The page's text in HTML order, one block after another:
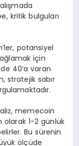
kritik bulguları
potansiyel
için
40’a varan
stratejik sabır
memecoin
1-2 günlük
Bu sürenin
ölçüde